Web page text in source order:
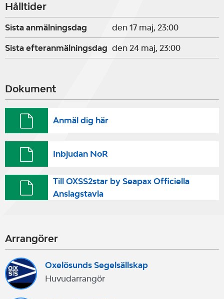
Hålltider
Sista anmälningsdag den 17 maj, 23:00
Sista efteranmälningsdag den 24 maj, 23:00
Dokument
Anmäl dig här
Inbjudan NoR
Till OXSS2star by Seapax Officiella
Anslagstavla
Arrangörer
Oxelösunds Segelsällskap
Huvudarrangör